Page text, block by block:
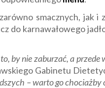
smacznych, jak i
do karnawałowego
by nie zaburzać, a przede
Gabinetu
– warto go chociażby